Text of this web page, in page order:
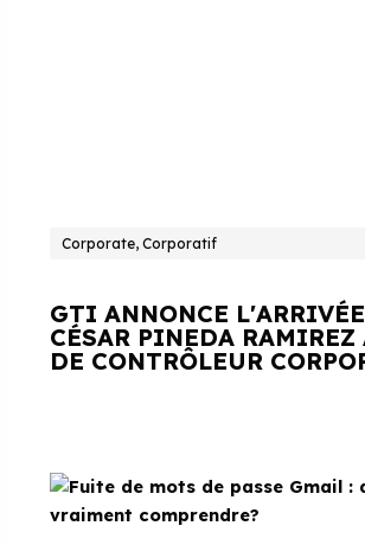
Corporate, Corporatif
GTI ANNONCE
CÉSAR PINEDA
DE CONTRÔLEUR